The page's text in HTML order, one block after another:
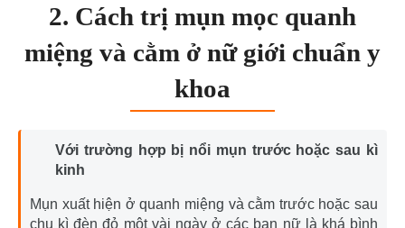
2. Cách trị mụn mọc quanh
miệng và cằm ở nữ giới chuẩn y
khoa
Với trường hợp bị nổi mụn trước hoặc sau kì
kinh
Mụn xuất hiện ở quanh miệng và cằm trước hoặc sau
chu kì đèn đỏ một vài ngày ở các bạn nữ là khá bình